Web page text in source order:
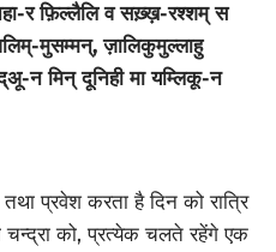
र फ़िल्लैलि व सख़्ख़-रश्शम् स
मुसम्मन्, ज़ालिकुमुल्लाहु
न मिन् दूनिही मा यम्लिकू-न
प्रवेश करता है दिन को रात्रि
को, प्रत्येक चलते रहेंगे एक